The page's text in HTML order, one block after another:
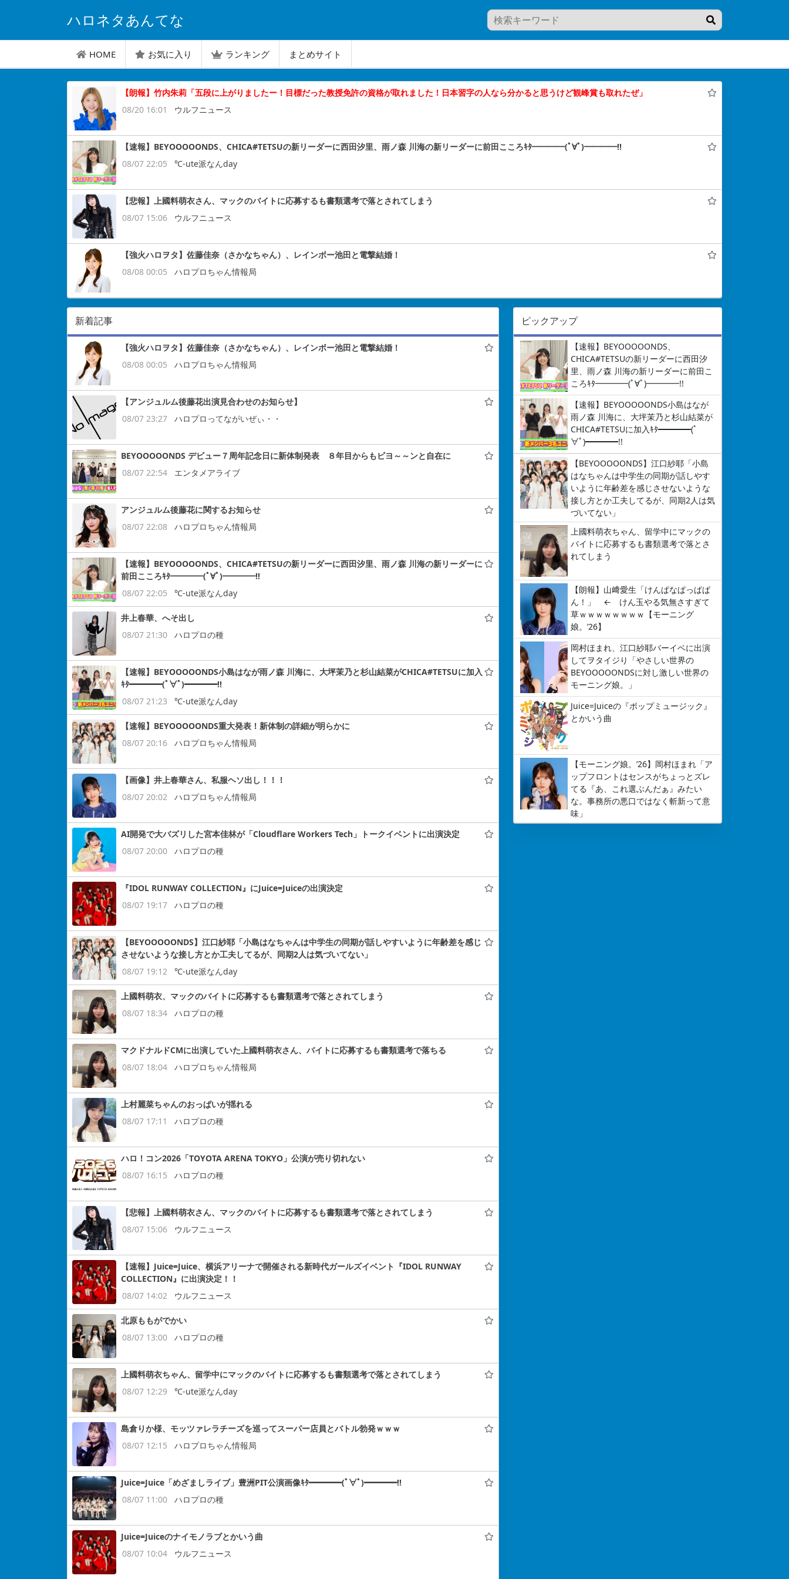
ハロネタあんてな
HOME お気に入り ランキング まとめサイト
【朗報】竹内朱莉「五段に上がりましたー！目標だった教授免許の資格が取れました！日本習字の人なら分かると思うけど観峰賞も取れたぜ」
08/20 16:01
ウルフニュース
【速報】BEYOOOOONDS、CHICA#TETSUの新リーダーに西田汐里、雨ノ森 川海の新リーダーに前田こころｷﾀ━━━━(ﾟ∀ﾟ)━━━━!!
08/07 22:05
℃-ute派なんday
【悲報】上國料萌衣さん、マックのバイトに応募するも書類選考で落とされてしまう
08/07 15:06
ウルフニュース
【強火ハロヲタ】佐藤佳奈（さかなちゃん）、レインボー池田と電撃結婚！
08/08 00:05
ハロプロちゃん情報局
ピックアップ
【速報】BEYOOOOONDS、
CHICA#TETSUの新リーダーに西田汐
里、雨ノ森 川海の新リーダーに前田こ
ころｷﾀ━━━━(ﾟ∀ﾟ)━━━━!!
【速報】BEYOOOOONDS小島はなが
雨ノ森 川海に、大坪茉乃と杉山結菜が
CHICA#TETSUに加入ｷﾀ━━━━(ﾟ
∀ﾟ)━━━━!!
【BEYOOOOONDS】江口紗耶「小島
はなちゃんは中学生の同期が話しやす
いように年齢差を感じさせないような
接し方とか工夫してるが、同期2人は気
づいてない」
上國料萌衣ちゃん、留学中にマックの
バイトに応募するも書類選考で落とさ
れてしまう
【朗報】山﨑愛生「けんぱなぱっぱぱ
ん！」 ← けん玉やる気無さすぎて
草ｗｗｗｗｗｗｗｗ【モーニング
娘。’26】
岡村ほまれ、江口紗耶バーイベに出演
してヲタイジり「やさしい世界の
BEYOOOOONDSに対し激しい世界の
モーニング娘。」
Juice=Juiceの『ポップミュージック』
とかいう曲
【モーニング娘。’26】岡村ほまれ「ア
ップフロントはセンスがちょっとズレ
てる『あ、これ選ぶんだぁ』みたい
な。事務所の悪口ではなく斬新って意
味」
新着記事
【強火ハロヲタ】佐藤佳奈（さかなちゃん）、レインボー池田と電撃結婚！
08/08 00:05
ハロプロちゃん情報局
【アンジュルム後藤花出演見合わせのお知らせ】
08/07 23:27
ハロプロってながいぜぃ・・
BEYOOOOONDS デビュー７周年記念日に新体制発表 ８年目からもビヨ～～ンと自在に
08/07 22:54
エンタメアライブ
アンジュルム後藤花に関するお知らせ
08/07 22:08
ハロプロちゃん情報局
【速報】BEYOOOOONDS、CHICA#TETSUの新リーダーに西田汐里、雨ノ森 川海の新リーダーに
前田こころｷﾀ━━━━(ﾟ∀ﾟ)━━━━!!
08/07 22:05
℃-ute派なんday
井上春華、へそ出し
08/07 21:30
ハロプロの種
【速報】BEYOOOOONDS小島はなが雨ノ森 川海に、大坪茉乃と杉山結菜がCHICA#TETSUに加入
ｷﾀ━━━━(ﾟ∀ﾟ)━━━━!!
08/07 21:23
℃-ute派なんday
【速報】BEYOOOOONDS重大発表！新体制の詳細が明らかに
08/07 20:16
ハロプロちゃん情報局
【画像】井上春華さん、私服ヘソ出し！！！
08/07 20:02
ハロプロちゃん情報局
AI開発で大バズリした宮本佳林が「Cloudflare Workers Tech」トークイベントに出演決定
08/07 20:00
ハロプロの種
『IDOL RUNWAY COLLECTION』にJuice=Juiceの出演決定
08/07 19:17
ハロプロの種
【BEYOOOOONDS】江口紗耶「小島はなちゃんは中学生の同期が話しやすいように年齢差を感じ
させないような接し方とか工夫してるが、同期2人は気づいてない」
08/07 19:12
℃-ute派なんday
上國料萌衣、マックのバイトに応募するも書類選考で落とされてしまう
08/07 18:34
ハロプロの種
マクドナルドCMに出演していた上國料萌衣さん、バイトに応募するも書類選考で落ちる
08/07 18:04
ハロプロちゃん情報局
上村麗菜ちゃんのおっぱいが揺れる
08/07 17:11
ハロプロの種
ハロ！コン2026「TOYOTA ARENA TOKYO」公演が売り切れない
08/07 16:15
ハロプロの種
【悲報】上國料萌衣さん、マックのバイトに応募するも書類選考で落とされてしまう
08/07 15:06
ウルフニュース
【速報】Juice=Juice、横浜アリーナで開催される新時代ガールズイベント『IDOL RUNWAY
COLLECTION』に出演決定！！
08/07 14:02
ウルフニュース
北原ももがでかい
08/07 13:00
ハロプロの種
上國料萌衣ちゃん、留学中にマックのバイトに応募するも書類選考で落とされてしまう
08/07 12:29
℃-ute派なんday
島倉りか様、モッツァレラチーズを巡ってスーパー店員とバトル勃発ｗｗｗ
08/07 12:15
ハロプロちゃん情報局
Juice=Juice「めざましライブ」豊洲PIT公演画像ｷﾀ━━━━(ﾟ∀ﾟ)━━━━!!
08/07 11:00
ハロプロの種
Juice=Juiceのナイモノラブとかいう曲
08/07 10:04
ウルフニュース